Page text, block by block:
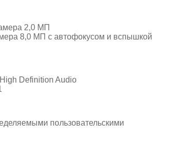
2,0 МП
8,0 МП с автофокусом и вспышкой
Definition Audio
пользовательскими